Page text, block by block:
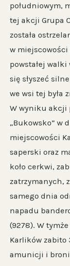
południowym,
tej akcji Grupa
została
w miejscowości
powstałej walki
się słyszeć
we wsi tej była
W wyniku akcji
„Bukowsko” w
miejscowości
saperski oraz
koło cerkwi,
zatrzymanych,
samego dnia
napadu
(9278). W
Karlików zabito
amunicji i broni.